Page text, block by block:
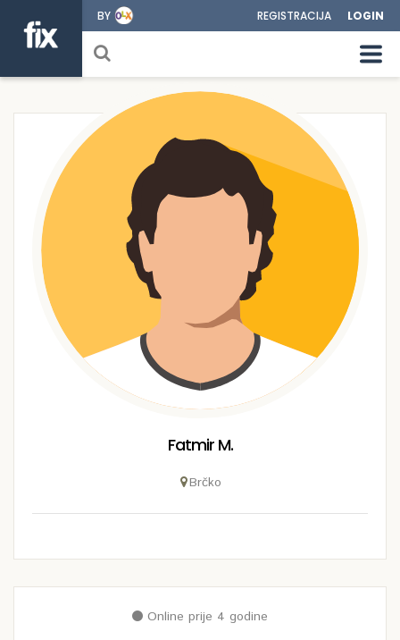
BY REGISTRACIJA LOGIN
Fatmir M.
Brčko
Online prije 4 godine